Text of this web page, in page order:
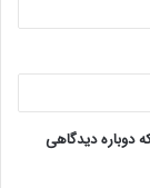
دوباره دیدگاهی